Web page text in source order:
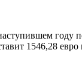
году
1546,28